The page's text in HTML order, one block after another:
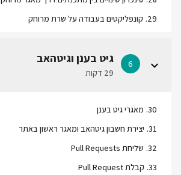
29
. קונפליקטים בעבודה על שרת מרוחק
6 גיט בענן וגיטהאב
29 דקות
30
. מאגרי גיט בענן
31
. יצירת חשבון גיטהאב ומאגר ראשון באתר
32
. שליחת Pull Requests
33
. קבלת Pull Request